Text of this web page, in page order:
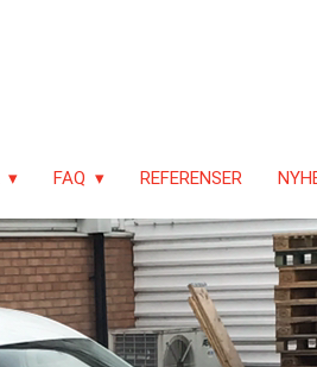
FAQ REFERENSER